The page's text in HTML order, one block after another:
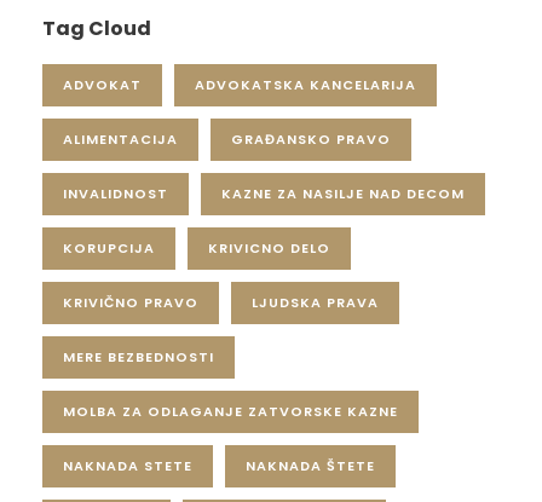
Tag Cloud
ADVOKAT ADVOKATSKA KANCELARIJA
ALIMENTACIJA GRAĐANSKO PRAVO
INVALIDNOST KAZNE ZA NASILJE NAD DECOM
KORUPCIJA KRIVICNO DELO
KRIVIČNO PRAVO LJUDSKA PRAVA
MERE BEZBEDNOSTI
MOLBA ZA ODLAGANJE ZATVORSKE KAZNE
NAKNADA STETE NAKNADA ŠTETE